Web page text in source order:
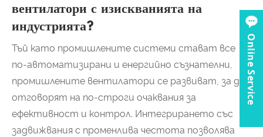
вентилатори с изискванията на
индустрията?
Тъй като промишлените системи стават все
по-автоматизирани и енергийно съзнателни,
промишлените вентилатори се развиват, за да
отговорят на по-строги очаквания за
ефективност и контрол. Интегрирането със
задвижвания с променлива честота позволява
Online Service